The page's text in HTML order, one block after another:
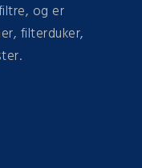
og er
filterduker,